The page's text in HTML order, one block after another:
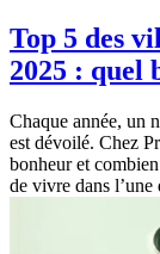
Top 5 des
2025 : quel
Chaque année, un
est dévoilé. Chez
bonheur et
de vivre dans